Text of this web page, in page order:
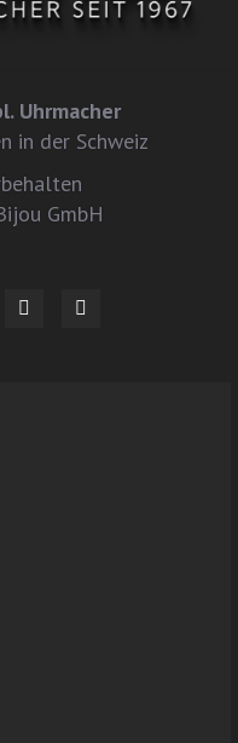
Uhrmacher
in der Schweiz
GmbH